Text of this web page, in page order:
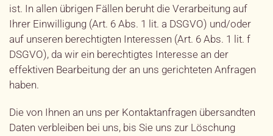
ist. In allen übrigen Fällen beruht die Verarbeitung auf
Ihrer Einwilligung (Art. 6 Abs. 1 lit. a DSGVO) und/oder
auf unseren berechtigten Interessen (Art. 6 Abs. 1 lit. f
DSGVO), da wir ein berechtigtes Interesse an der
effektiven Bearbeitung der an uns gerichteten Anfragen
haben.
Die von Ihnen an uns per Kontaktanfragen übersandten
Daten verbleiben bei uns, bis Sie uns zur Löschung